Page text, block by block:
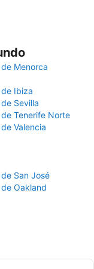
Menorca
Ibiza
Sevilla
Tenerife Norte
Valencia
San José
Oakland